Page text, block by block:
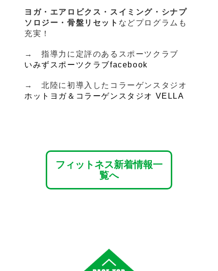
ヨガ・エアロビクス・スイミング・シナプ
ソロジー・骨盤リセット などプログラムも
充実！
→ 指導力に定評のあるスポーツクラブ
いみずスポーツクラブfacebook
→ 北陸に初導入したコラーゲンスタジオ
ホットヨガ＆コラーゲンスタジオ VELLA
フィットネス新着情報一
覧へ